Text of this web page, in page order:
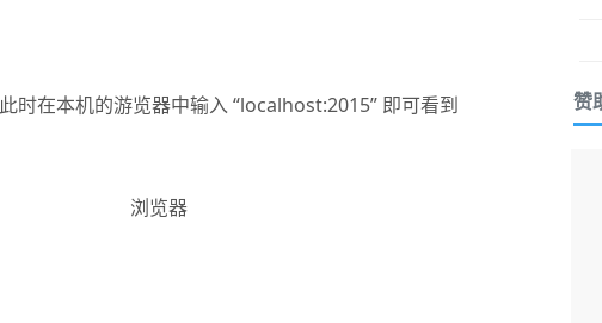
时在本机的游览器中输入 “localhost:2015” 即可看到
赞